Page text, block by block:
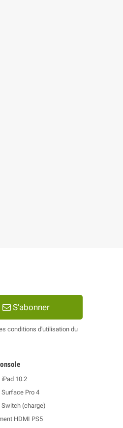
S’abonner
conditions d'utilisation du
10.2
Surface Pro 4
Switch (charge)
HDMI PS5